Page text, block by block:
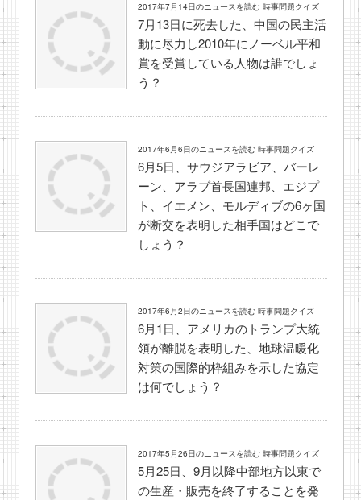
2017年7月14日のニュースを読む 時事問題クイズ
7月13日に死去した、中国の民主活
動に尽力し2010年にノーベル平和
賞を受賞している人物は誰でしょ
う？
2017年6月6日のニュースを読む 時事問題クイズ
6月5日、サウジアラビア、バーレ
ーン、アラブ首長国連邦、エジプ
ト、イエメン、モルディブの6ヶ国
が断交を表明した相手国はどこで
しょう？
2017年6月2日のニュースを読む 時事問題クイズ
6月1日、アメリカのトランプ大統
領が離脱を表明した、地球温暖化
対策の国際的枠組みを示した協定
は何でしょう？
2017年5月26日のニュースを読む 時事問題クイズ
5月25日、9月以降中部地方以東で
の生産・販売を終了することを発